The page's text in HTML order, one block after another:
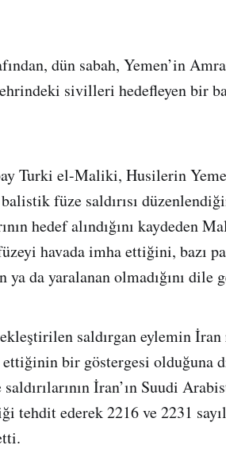
dün sabah, Yemen’in
sivilleri hedefleyen bir
Turki el-Maliki, Husilerin
füze saldırısı
hedef alındığını kaydeden
havada imha ettiğini, bazı
ya da yaralanan olmadığını dile
saldırgan eylemin
bir göstergesi olduğuna
İran’ın Suudi
tehdit ederek 2216 ve 2231